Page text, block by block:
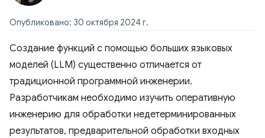
Опубликовано: 30 октября 2024 г.
Создание функций с помощью больших языковых
моделей (LLM) существенно отличается от
традиционной программной инженерии.
Разработчикам необходимо изучить оперативную
инженерию для обработки недетерминированных
результатов, предварительной обработки входных